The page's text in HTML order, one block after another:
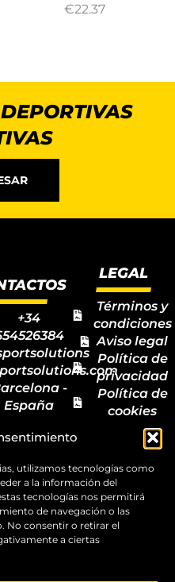
utilizamos tecnologías como
a la información del
tecnologías nos permitirá
de navegación o las
No consentir o retirar el
a ciertas
€22.37
+34
-
España
contacto
LEGAL
Términos y
condiciones
Aviso legal
Política de
privacidad
Política de
cookies
Mapa del
sitio